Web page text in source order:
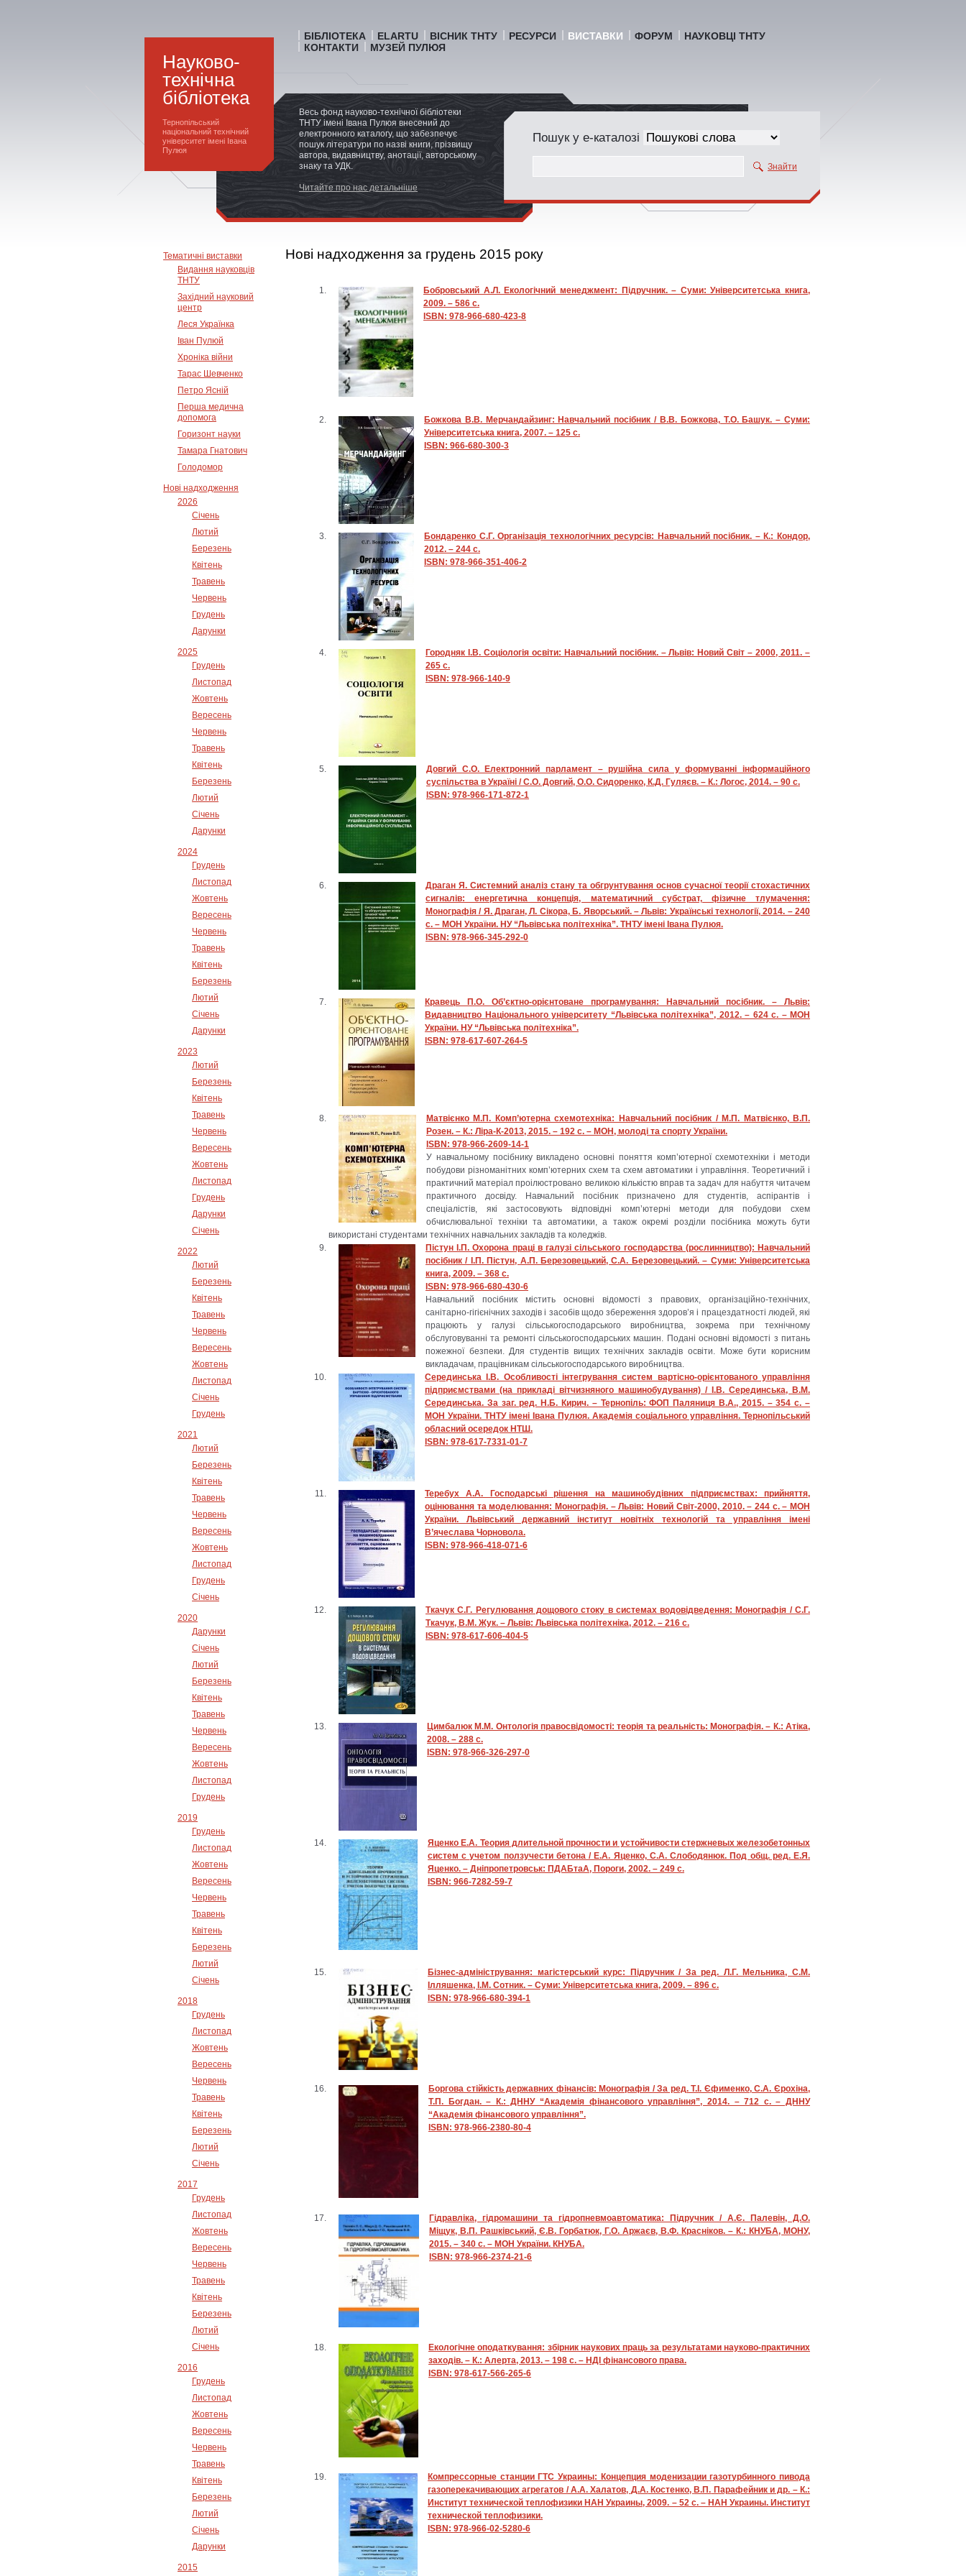
Науково-
технічна
бібліотека
Тернопільський
національний технічний
університет імені Івана
Пулюя
БІБЛІОТЕКА ELARTU ВІСНИК ТНТУ РЕСУРСИ ВИСТАВКИ ФОРУМ
НАУКОВЦІ ТНТУ
КОНТАКТИ
МУЗЕЙ ПУЛЮЯ
Весь фонд науково-технічної бібліотеки
ТНТУ імені Івана Пулюя внесений до
електронного каталогу, що забезпечує
пошук літератури по назві книги, прізвищу
автора, видавництву, анотації, авторському
знаку та УДК.
Читайте про нас детальніше
Пошук у е-каталозі
Знайти
Тематичні виставки
Видання науковців
ТНТУ
Західний науковий
центр
Леся Українка
Іван Пулюй
Хроніка війни
Тарас Шевченко
Петро Ясній
Перша медична
допомога
Горизонт науки
Тамара Гнатович
Голодомор
Нові надходження
2026
Січень
Лютий
Березень
Квітень
Травень
Червень
Грудень
Дарунки
2025
Грудень
Листопад
Жовтень
Вересень
Червень
Травень
Квітень
Березень
Лютий
Січень
Дарунки
2024
Грудень
Листопад
Жовтень
Вересень
Червень
Травень
Квітень
Березень
Лютий
Січень
Дарунки
2023
Лютий
Березень
Квітень
Травень
Червень
Вересень
Жовтень
Листопад
Грудень
Дарунки
Січень
2022
Лютий
Березень
Квітень
Травень
Червень
Вересень
Жовтень
Листопад
Січень
Грудень
2021
Лютий
Березень
Квітень
Травень
Червень
Вересень
Жовтень
Листопад
Грудень
Січень
2020
Дарунки
Січень
Лютий
Березень
Квітень
Травень
Червень
Вересень
Жовтень
Листопад
Грудень
2019
Грудень
Листопад
Жовтень
Вересень
Червень
Травень
Квітень
Березень
Лютий
Січень
2018
Грудень
Листопад
Жовтень
Вересень
Червень
Травень
Квітень
Березень
Лютий
Січень
2017
Грудень
Листопад
Жовтень
Вересень
Червень
Травень
Квітень
Березень
Лютий
Січень
2016
Грудень
Листопад
Жовтень
Вересень
Червень
Травень
Квітень
Березень
Лютий
Січень
Дарунки
2015
Нові надходження за грудень 2015 року
Бобровський А.Л. Екологічний менеджмент: Підручник. – Суми: Університетська книга,
2009. – 586 с.
ISBN: 978-966-680-423-8
Божкова В.В. Мерчандайзинг: Навчальний посібник / В.В. Божкова, Т.О. Башук. – Суми:
Університетська книга, 2007. – 125 с.
ISBN: 966-680-300-3
Бондаренко С.Г. Організація технологічних ресурсів: Навчальний посібник. – К.: Кондор,
2012. – 244 с.
ISBN: 978-966-351-406-2
Городняк І.В. Соціологія освіти: Навчальний посібник. – Львів: Новий Світ – 2000, 2011. –
265 с.
ISBN: 978-966-140-9
Довгий С.О. Електронний парламент – рушійна сила у формуванні інформаційного
суспільства в Україні / С.О. Довгий, О.О. Сидоренко, К.Д. Гуляєв. – К.: Логос, 2014. – 90 с.
ISBN: 978-966-171-872-1
Драган Я. Системний аналіз стану та обгрунтування основ сучасної теорії стохастичних
сигналів: енергетична концепція, математичний субстрат, фізичне тлумачення:
Монографія / Я. Драган, Л. Сікора, Б. Яворський. – Львів: Українські технології, 2014. – 240
с. – МОН України. НУ “Львівська політехніка”. ТНТУ імені Івана Пулюя.
ISBN: 978-966-345-292-0
Кравець П.О. Об’єктно-орієнтоване програмування: Навчальний посібник. – Львів:
Видавництво Національного університету “Львівська політехніка”, 2012. – 624 с. – МОН
України. НУ “Львівська політехніка”.
ISBN: 978-617-607-264-5
Матвієнко М.П. Комп’ютерна схемотехніка: Навчальний посібник / М.П. Матвієнко, В.П.
Розен. – К.: Ліра-К-2013, 2015. – 192 с. – МОН, молоді та спорту України.
ISBN: 978-966-2609-14-1
У навчальному посібнику викладено основні поняття комп’ютерної схемотехніки і методи
побудови різноманітних комп’ютерних схем та схем автоматики і управління. Теоретичний і
практичний матеріал проілюстровано великою кількістю вправ та задач для набуття читачем
практичного досвіду. Навчальний посібник призначено для студентів, аспірантів і
спеціалістів, які застосовують відповідні комп’ютерні методи для побудови схем
обчислювальної техніки та автоматики, а також окремі розділи посібника можуть бути
використані студентами технічних навчальних закладів та коледжів.
Пістун І.П. Охорона праці в галузі сільського господарства (рослинництво): Навчальний
посібник / І.П. Пістун, А.П. Березовецький, С.А. Березовецький. – Суми: Університетська
книга, 2009. – 368 с.
ISBN: 978-966-680-430-6
Навчальний посібник містить основні відомості з правових, організаційно-технічних,
санітарно-гігієнічних заходів і засобів щодо збереження здоров’я і працездатності людей, які
працюють у галузі сільськогосподарського виробництва, зокрема при технічному
обслуговуванні та ремонті сільськогосподарських машин. Подані основні відомості з питань
пожежної безпеки. Для студентів вищих технічних закладів освіти. Може бути корисним
викладачам, працівникам сільськогосподарського виробництва.
Серединська І.В. Особливості інтегрування систем вартісно-орієнтованого управління
підприємствами (на прикладі вітчизняного машинобудування) / І.В. Серединська, В.М.
Серединська. За заг. ред. Н.Б. Кирич. – Тернопіль: ФОП Паляниця В.А., 2015. – 354 с. –
МОН України. ТНТУ імені Івана Пулюя. Академія соціального управління. Тернопільський
обласний осередок НТШ.
ISBN: 978-617-7331-01-7
Теребух А.А. Господарські рішення на машинобудівних підприємствах: прийняття,
оцінювання та моделювання: Монографія. – Львів: Новий Світ-2000, 2010. – 244 с. – МОН
України. Львівський державний інститут новітніх технологій та управління імені
В’ячеслава Чорновола.
ISBN: 978-966-418-071-6
Ткачук С.Г. Регулювання дощового стоку в системах водовідведення: Монографія / С.Г.
Ткачук, В.М. Жук. – Львів: Львівська політехніка, 2012. – 216 с.
ISBN: 978-617-606-404-5
Цимбалюк М.М. Онтологія правосвідомості: теорія та реальність: Монографія. – К.: Атіка,
2008. – 288 с.
ISBN: 978-966-326-297-0
Яценко Е.А. Теория длительной прочности и устойчивости стержневых железобетонных
систем с учетом ползучести бетона / Е.А. Яценко, С.А. Слободянюк. Под общ. ред. Е.Я.
Яценко. – Дніпропетровськ: ПДАБтаА, Пороги, 2002. – 249 с.
ISBN: 966-7282-59-7
Бізнес-адміністрування: магістерський курс: Підручник / За ред. Л.Г. Мельника, С.М.
Ілляшенка, І.М. Сотник. – Суми: Університетська книга, 2009. – 896 с.
ISBN: 978-966-680-394-1
Боргова стійкість державних фінансів: Монографія / За ред. Т.І. Єфименко, С.А. Єрохіна,
Т.П. Богдан. – К.: ДННУ “Академія фінансового управління”, 2014. – 712 с. – ДННУ
“Академія фінансового управління”.
ISBN: 978-966-2380-80-4
Гідравліка, гідромашини та гідропневмоавтоматика: Підручник / А.Є. Палевін, Д.О.
Міщук, В.П. Рашківський, Є.В. Горбатюк, Г.О. Аржаєв, В.Ф. Красніков. – К.: КНУБА, МОНУ,
2015. – 340 с. – МОН України. КНУБА.
ISBN: 978-966-2374-21-6
Екологічне оподаткування: збірник наукових праць за результатами науково-практичних
заходів. – К.: Алерта, 2013. – 198 с. – НДІ фінансового права.
ISBN: 978-617-566-265-6
Компрессорные станции ГТС Украины: Концепция моденизации газотурбинного пивода
газоперекачивающих агрегатов /А.А. Халатов, Д.А.Костенко, В.П. Парафейник и др. – К.:
Институт технической теплофизики НАН Украины, 2009. – 52 с. – НАН Украины. Институт
технической теплофизики.
ISBN: 978-966-02-5280-6